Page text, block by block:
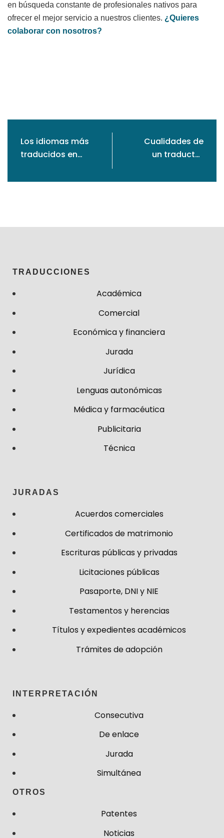
en búsqueda constante de profesionales nativos para
ofrecer el mejor servicio a nuestros clientes. ¿Quieres
colaborar con nosotros?
Los idiomas más
traducidos en
Cualidades de
un traductor
profesional
TRADUCCIONES
Académica
Comercial
Económica y financiera
Jurada
Jurídica
Lenguas autonómicas
Médica y farmacéutica
Publicitaria
Técnica
JURADAS
Acuerdos comerciales
Certificados de matrimonio
Escrituras públicas y privadas
Licitaciones públicas
Pasaporte, DNI y NIE
Testamentos y herencias
Títulos y expedientes académicos
Trámites de adopción
INTERPRETACIÓN
Consecutiva
De enlace
Jurada
Simultánea
OTROS
Patentes
Noticias